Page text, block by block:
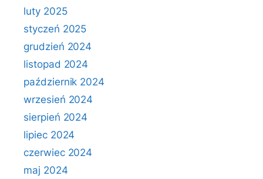
luty 2025
styczeń 2025
grudzień 2024
listopad 2024
październik 2024
wrzesień 2024
sierpień 2024
lipiec 2024
czerwiec 2024
maj 2024